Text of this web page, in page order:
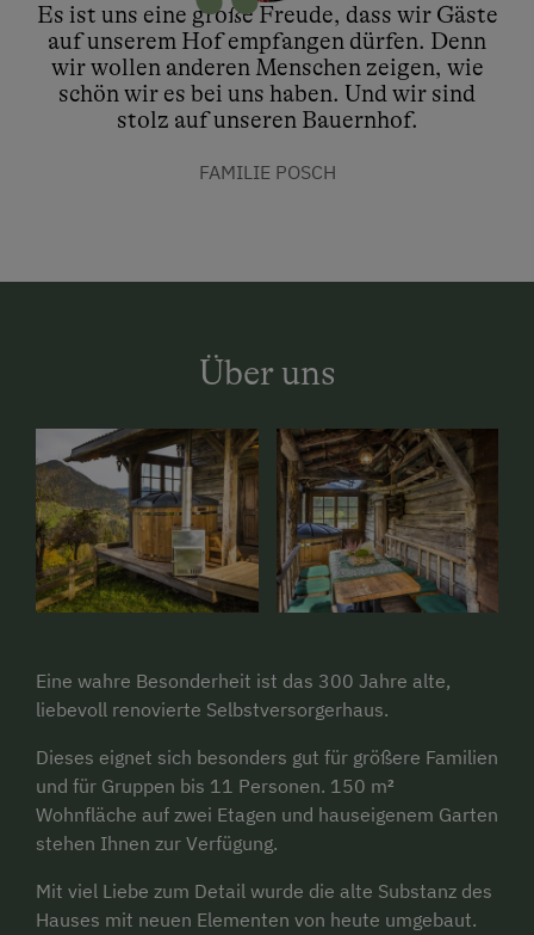
Es ist uns eine große Freude, dass wir Gäste
auf unserem Hof empfangen dürfen. Denn
wir wollen anderen Menschen zeigen, wie
schön wir es bei uns haben. Und wir sind
stolz auf unseren Bauernhof.
FAMILIE POSCH
Über uns
Eine wahre Besonderheit ist das 300 Jahre alte,
liebevoll renovierte Selbstversorgerhaus.
Dieses eignet sich besonders gut für größere Familien
und für Gruppen bis 11 Personen. 150 m²
Wohnfläche auf zwei Etagen und hauseigenem Garten
stehen Ihnen zur Verfügung.
Mit viel Liebe zum Detail wurde die alte Substanz des
Hauses mit neuen Elementen von heute umgebaut.